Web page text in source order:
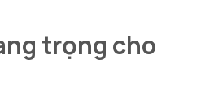
trọng cho